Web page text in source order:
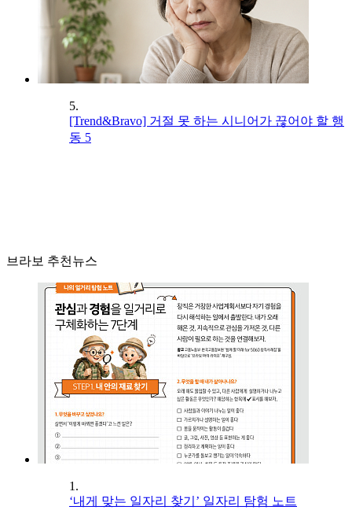
5.
[Trend&Bravo] 거절 못 하는 시니어가 끊어야 할 행
동 5
브라보 추천뉴스
1.
‘내게 맞는 일자리 찾기’ 일자리 탐험 노트